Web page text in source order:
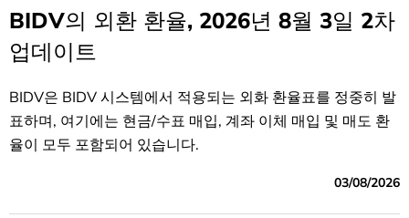
BIDV의 외환 환율, 2026년 8월 3일 2차
업데이트
BIDV은 BIDV 시스템에서 적용되는 외화 환율표를 정중히 발
표하며, 여기에는 현금/수표 매입, 계좌 이체 매입 및 매도 환
율이 모두 포함되어 있습니다.
03/08/2026